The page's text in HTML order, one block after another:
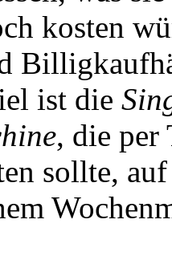
kosten
ist die
, die
sollte,